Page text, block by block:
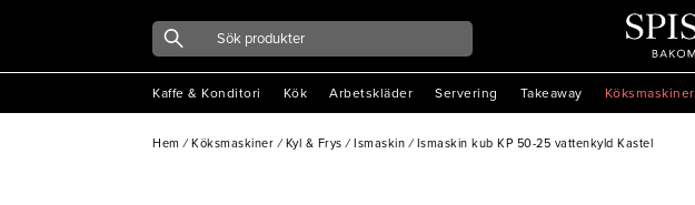
Kaffe & Konditori Kök Arbetskläder Servering Takeaway Köksmaskiner
Hem / Köksmaskiner / Kyl & Frys / Ismaskin / Ismaskin kub KP 50-25 vattenkyld Kastel